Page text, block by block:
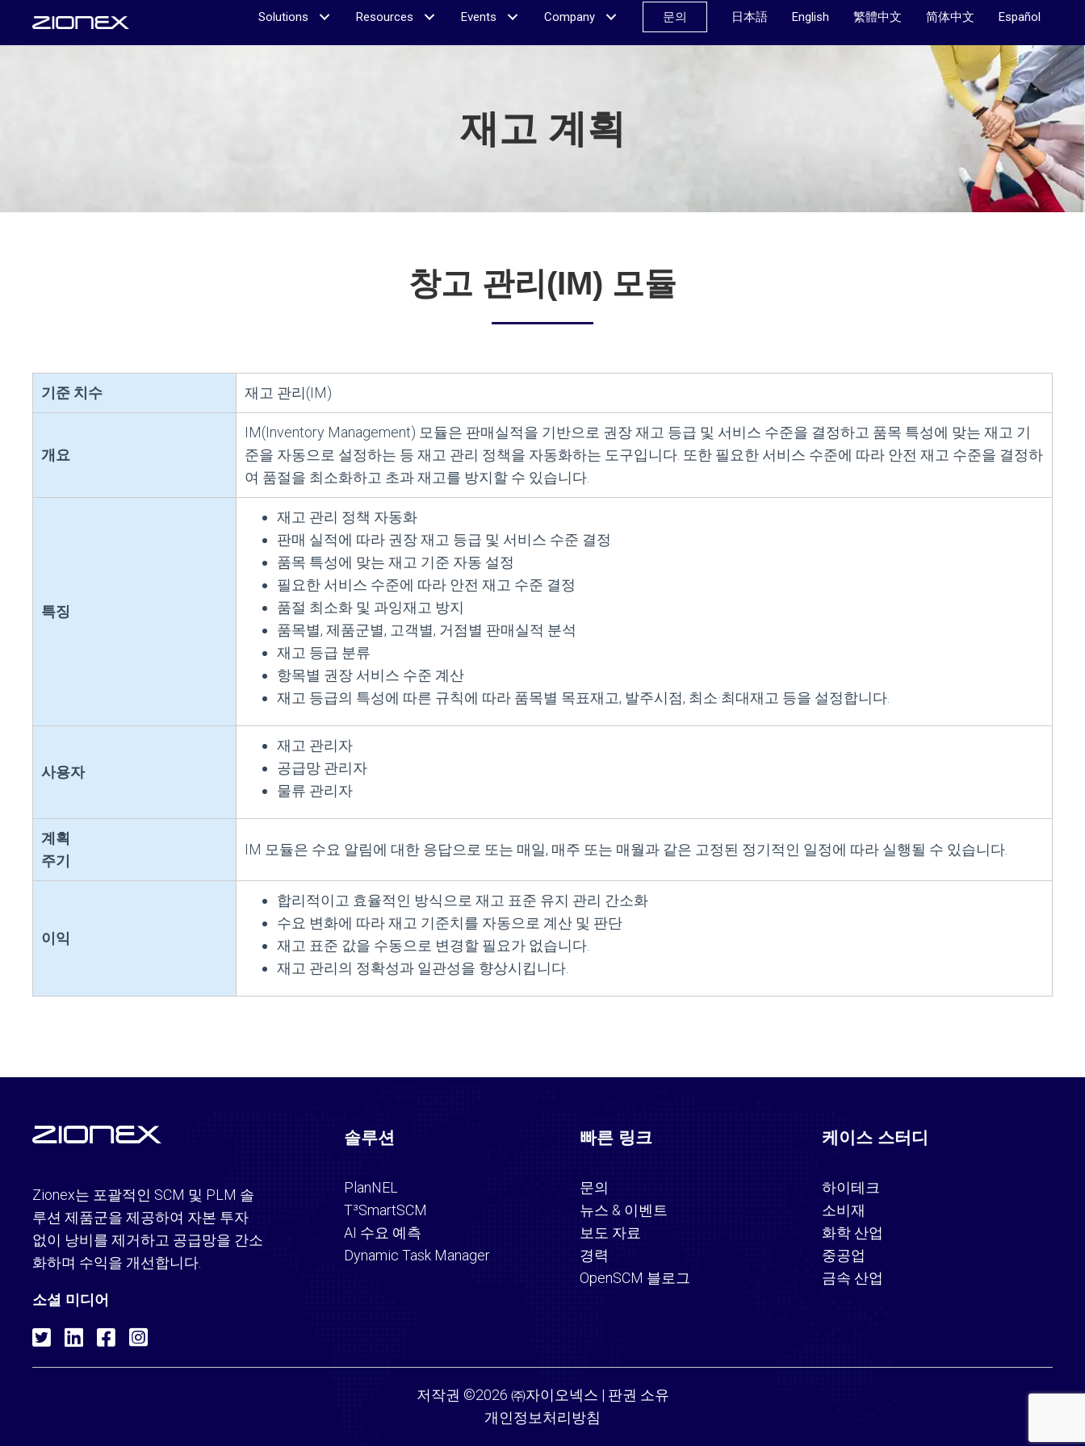
Solutions Resources Events Company 문의 日本語 English 繁體中文 简体中文 Español
재고 계획
창고 관리(IM) 모듈
기준 치수 재고 관리(IM)
개요
IM(Inventory Management) 모듈은 판매실적을 기반으로 권장 재고 등급 및 서비스 수준을 결정하고 품목 특성에 맞는 재고 기
준을 자동으로 설정하는 등 재고 관리 정책을 자동화하는 도구입니다. 또한 필요한 서비스 수준에 따라 안전 재고 수준을 결정하
여 품절을 최소화하고 초과 재고를 방지할 수 있습니다.
특징
재고 관리 정책 자동화
판매 실적에 따라 권장 재고 등급 및 서비스 수준 결정
품목 특성에 맞는 재고 기준 자동 설정
필요한 서비스 수준에 따라 안전 재고 수준 결정
품절 최소화 및 과잉재고 방지
품목별, 제품군별, 고객별, 거점별 판매실적 분석
재고 등급 분류
항목별 권장 서비스 수준 계산
재고 등급의 특성에 따른 규칙에 따라 품목별 목표재고, 발주시점, 최소·최대재고 등을 설정합니다.
사용자
재고 관리자
공급망 관리자
물류 관리자
계획
주기
IM 모듈은 수요 알림에 대한 응답으로 또는 매일, 매주 또는 매월과 같은 고정된 정기적인 일정에 따라 실행될 수 있습니다.
이익
합리적이고 효율적인 방식으로 재고 표준 유지 관리 간소화
수요 변화에 따라 재고 기준치를 자동으로 계산 및 판단
재고 표준 값을 수동으로 변경할 필요가 없습니다.
재고 관리의 정확성과 일관성을 향상시킵니다.
Zionex는 포괄적인 SCM 및 PLM 솔
루션 제품군을 제공하여 자본 투자
없이 낭비를 제거하고 공급망을 간소
화하며 수익을 개선합니다.
소셜 미디어
솔루션
PlanNEL
T³SmartSCM
AI 수요 예측
Dynamic Task Manager
빠른 링크
문의
뉴스 & 이벤트
보도 자료
경력
OpenSCM 블로그
케이스 스터디
하이테크
소비재
화학 산업
중공업
금속 산업
저작권 ©2026 ㈜자이오넥스 | 판권 소유
개인정보처리방침